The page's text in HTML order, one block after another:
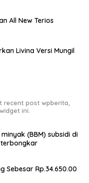
All New Terios
Livina Versi Mungil
recent post wpberita,
ini.
(BBM) subsidi di
Sebesar Rp.34.650.00